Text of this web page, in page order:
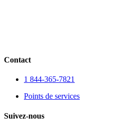
Contact
1 844-365-7821
Points de services
Suivez-nous